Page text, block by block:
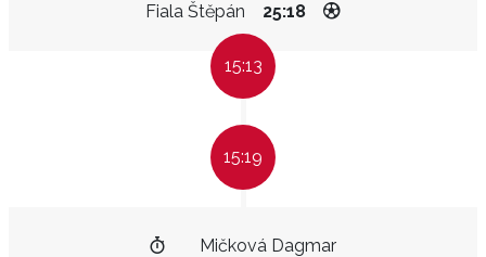
Fiala Štěpán 25:18
15:13
15:19
Mičková Dagmar